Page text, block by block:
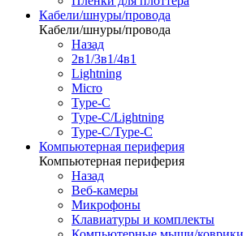
Кабели/шнуры/провода
Кабели/шнуры/провода
Назад
2в1/3в1/4в1
Lightning
Micro
Type-C
Type-C/Lightning
Type-C/Type-C
Компьютерная периферия
Компьютерная периферия
Назад
Веб-камеры
Микрофоны
Клавиатуры и комплекты